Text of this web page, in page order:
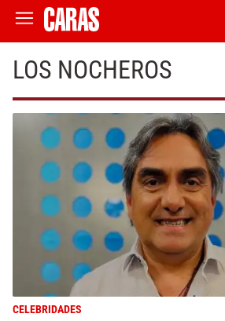
LOS NOCHEROS
CELEBRIDADES